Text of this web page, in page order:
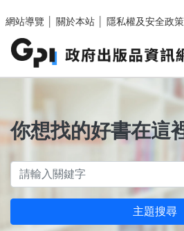
網站導覽
關於本站 隱私權及安全政策
你想找的好書在這
主題搜尋